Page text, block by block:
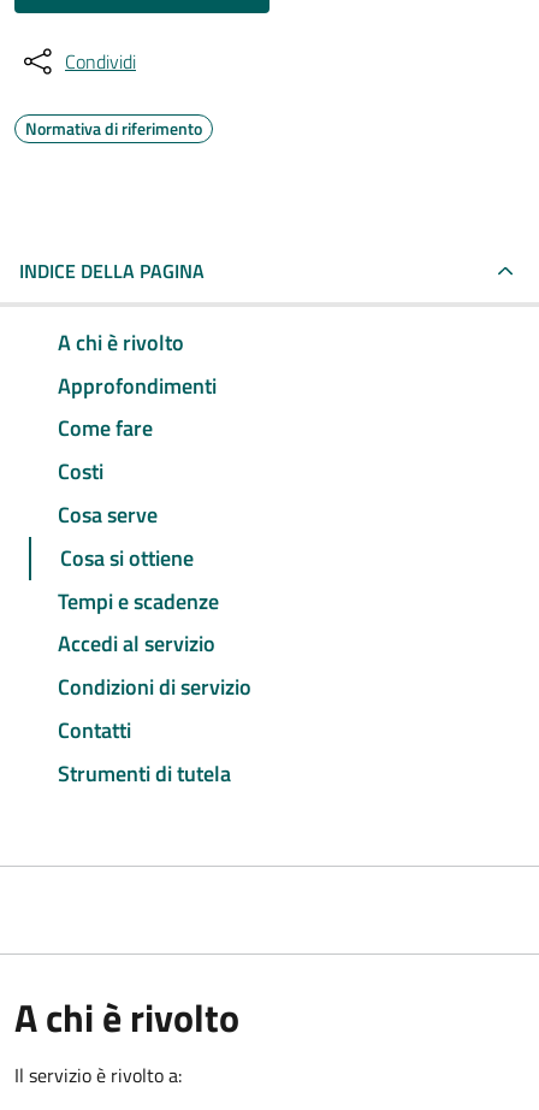
Condividi
Normativa di riferimento
INDICE DELLA PAGINA
A chi è rivolto
Approfondimenti
Come fare
Costi
Cosa serve
Cosa si ottiene
Tempi e scadenze
Accedi al servizio
Condizioni di servizio
Contatti
Strumenti di tutela
A chi è rivolto
Il servizio è rivolto a: